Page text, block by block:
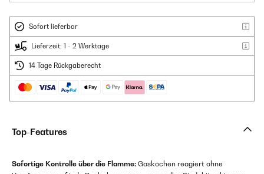
Sofort lieferbar
Lieferzeit: 1 - 2 Werktage
14 Tage Rückgaberecht
Top-Features
Sofortige Kontrolle über die Flamme: Gaskochen reagiert ohne